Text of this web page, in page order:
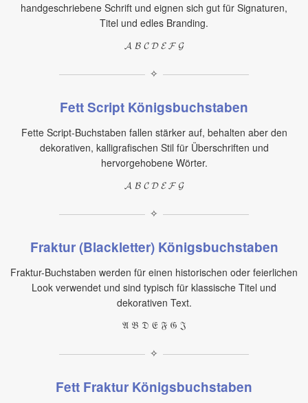
handgeschriebene Schrift und eignen sich gut für Signaturen,
Titel und edles Branding.
𝓐 𝓑 𝓒 𝓓 𝓔 𝓕 𝓖
✧
Fett Script Königsbuchstaben
Fette Script-Buchstaben fallen stärker auf, behalten aber den
dekorativen, kalligrafischen Stil für Überschriften und
hervorgehobene Wörter.
𝓐 𝓑 𝓒 𝓓 𝓔 𝓕 𝓖
✧
Fraktur (Blackletter) Königsbuchstaben
Fraktur-Buchstaben werden für einen historischen oder feierlichen
Look verwendet und sind typisch für klassische Titel und
dekorativen Text.
𝔄 𝔅 𝔇 𝔈 𝔉 𝔊 𝔍
✧
Fett Fraktur Königsbuchstaben